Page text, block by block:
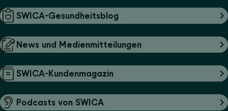
SWICA-Gesundheitsblog
News und Medienmitteilungen
SWICA-Kundenmagazin
Podcasts von SWICA